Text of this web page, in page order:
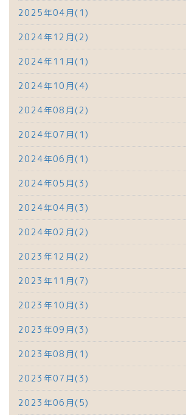
2025年04月(1)
2024年12月(2)
2024年11月(1)
2024年10月(4)
2024年08月(2)
2024年07月(1)
2024年06月(1)
2024年05月(3)
2024年04月(3)
2024年02月(2)
2023年12月(2)
2023年11月(7)
2023年10月(3)
2023年09月(3)
2023年08月(1)
2023年07月(3)
2023年06月(5)